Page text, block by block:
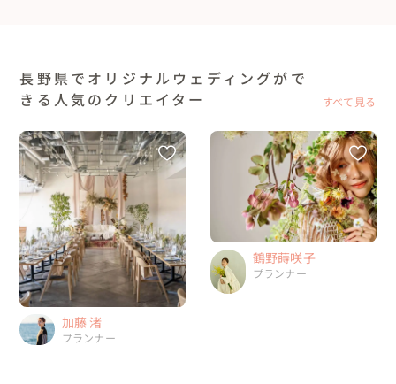
長野県でオリジナルウェディングがで
きる人気のクリエイター
すべて見る
加藤 渚
プランナー
鶴野蒔咲子
プランナー